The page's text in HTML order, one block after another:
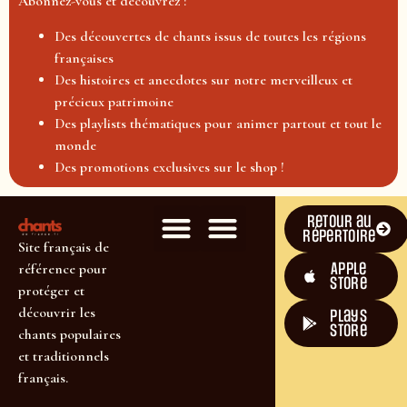
Des découvertes de chants issus de toutes les régions
françaises
Des histoires et anecdotes sur notre merveilleux et
précieux patrimoine
Des playlists thématiques pour animer partout et tout le
monde
Des promotions exclusives sur le shop !
Site français de
référence pour
protéger et
découvrir les
chants populaires
et traditionnels
français.
Retour au
répertoire
Apple
Store
plays
store